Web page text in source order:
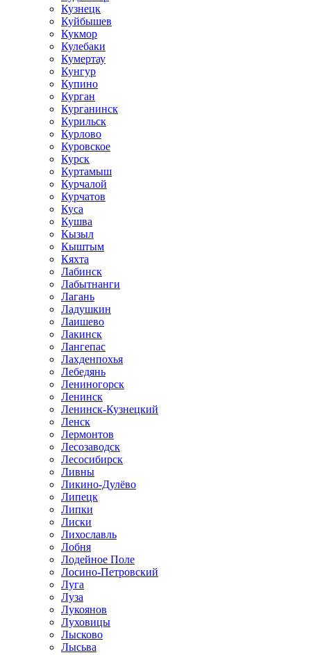
Кузнецк
Куйбышев
Кукмор
Кулебаки
Кумертау
Кунгур
Купино
Курган
Курганинск
Курильск
Курлово
Куровское
Курск
Куртамыш
Курчалой
Курчатов
Куса
Кушва
Кызыл
Кыштым
Кяхта
Лабинск
Лабытнанги
Лагань
Ладушкин
Лаишево
Лакинск
Лангепас
Лахденпохья
Лебедянь
Лениногорск
Ленинск
Ленинск-Кузнецкий
Ленск
Лермонтов
Лесозаводск
Лесосибирск
Ливны
Ликино-Дулёво
Липецк
Липки
Лиски
Лихославль
Лобня
Лодейное Поле
Лосино-Петровский
Луга
Луза
Лукоянов
Луховицы
Лысково
Лысьва